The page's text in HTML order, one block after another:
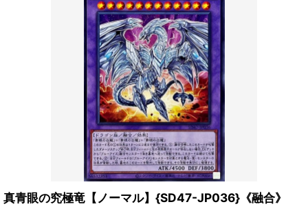
真青眼の究極竜【ノーマル】{SD47-JP036}《融合》